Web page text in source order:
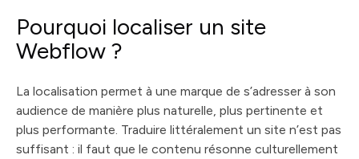
Pourquoi localiser un site
Webflow ?
La localisation permet à une marque de s’adresser à son
audience de manière plus naturelle, plus pertinente et
plus performante. Traduire littéralement un site n’est pas
suffisant : il faut que le contenu résonne culturellement